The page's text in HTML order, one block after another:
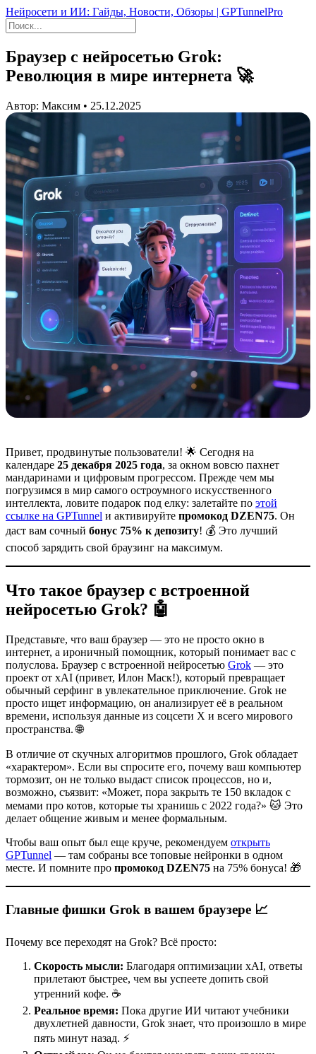
Нейросети и ИИ: Гайды, Новости, Обзоры | GPTunnelPro
Браузер с нейросетью Grok:
Революция в мире интернета 🚀
Автор: Максим • 25.12.2025
Привет, продвинутые пользователи! 🌟 Сегодня на
календаре 25 декабря 2025 года, за окном вовсю пахнет
мандаринами и цифровым прогрессом. Прежде чем мы
погрузимся в мир самого остроумного искусственного
интеллекта, ловите подарок под елку: залетайте по этой
ссылке на GPTunnel и активируйте промокод DZEN75. Он
даст вам сочный бонус 75% к депозиту! 💰 Это лучший
способ зарядить свой браузинг на максимум.
Что такое браузер с встроенной
нейросетью Grok? 🤖
Представьте, что ваш браузер — это не просто окно в
интернет, а ироничный помощник, который понимает вас с
полуслова. Браузер с встроенной нейросетью Grok — это
проект от xAI (привет, Илон Маск!), который превращает
обычный серфинг в увлекательное приключение. Grok не
просто ищет информацию, он анализирует её в реальном
времени, используя данные из соцсети X и всего мирового
пространства. 🌐
В отличие от скучных алгоритмов прошлого, Grok обладает
«характером». Если вы спросите его, почему ваш компьютер
тормозит, он не только выдаст список процессов, но и,
возможно, съязвит: «Может, пора закрыть те 150 вкладок с
мемами про котов, которые ты хранишь с 2022 года?» 🐱 Это
делает общение живым и менее формальным.
Чтобы ваш опыт был еще круче, рекомендуем открыть
GPTunnel — там собраны все топовые нейронки в одном
месте. И помните про промокод DZEN75 на 75% бонуса! 🎁
Главные фишки Grok в вашем браузере 📈
Почему все переходят на Grok? Всё просто:
Скорость мысли: Благодаря оптимизации xAI, ответы
прилетают быстрее, чем вы успеете допить свой
утренний кофе. ☕
Реальное время: Пока другие ИИ читают учебники
двухлетней давности, Grok знает, что произошло в мире
пять минут назад. ⚡